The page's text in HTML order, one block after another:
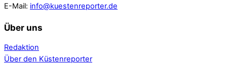
E-Mail: info@kuestenreporter.de
Über uns
Redaktion
Über den Küstenreporter